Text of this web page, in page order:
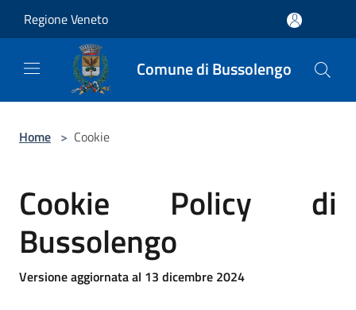
Regione Veneto
Comune di Bussolengo
Home > Cookie
Cookie Policy di
Bussolengo
Versione aggiornata al 13 dicembre 2024